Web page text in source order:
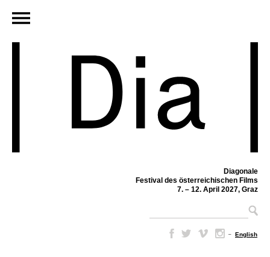
Diagonale
Festival des österreichischen Films
7. – 12. April 2027, Graz
– English